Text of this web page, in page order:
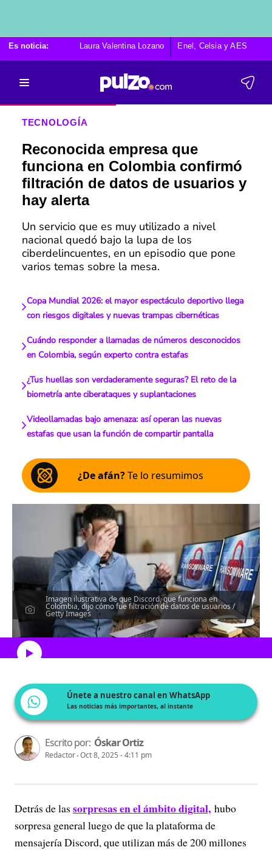
Es noticia: Laura Valentina Lozano Enel, Celsia y AES
TECNOLOGÍA
Reconocida empresa que
funciona en Colombia confirmó
filtración de datos de usuarios y
hay alerta
Un servicio que es muy utilizado a nivel
nacional quedó bajo la lupa de los
ciberdelincuentes, en un episodio que pone
varios temas sobre la mesa.
Copa Mundial 2026: el mayor espectáculo deportivo llega
con riesgos digitales y nuevas trampas cibernéticas
Cuándo responder a llamadas de números desconocidos
en Colombia, según experto contra estafas
¿Tus huellas son verdaderamente seguras? El reto de la
biometría ante ciberataques y suplantaciones
Videollamadas bajo amenaza: así operan las nuevas
estafas que usan la función de compartir pantalla
¿De afán?Te lo resumimos
Imagen ilustrativa de que Discord, que funciona en
Colombia, dijo cómo fue filtración de datos de usuarios /
Getty Images
Escucha el artículo
Únete a nuestro canal en WhatsApp
Las noticias más importantes, al instante
Escrito por: Óskar Ortiz
Redactor Oct 8, 2025 - 4:11 pm
Detrás de las sorpresas en el ámbito digital, hubo
sorpresa general luego de que la plataforma de
mensajería Discord, que utilizan más de 200 millones